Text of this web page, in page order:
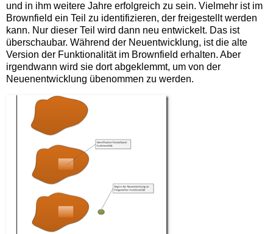
und in ihm weitere Jahre erfolgreich zu sein. Vielmehr ist im
Brownfield ein Teil zu identifizieren, der freigestellt werden
kann. Nur dieser Teil wird dann neu entwickelt. Das ist
überschaubar. Während der Neuentwicklung, ist die alte
Version der Funktionalität im Brownfield erhalten. Aber
irgendwann wird sie dort abgeklemmt, um von der
Neuenentwicklung übenommen zu werden.